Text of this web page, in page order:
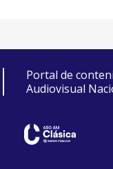
Portal de
Audiovisual